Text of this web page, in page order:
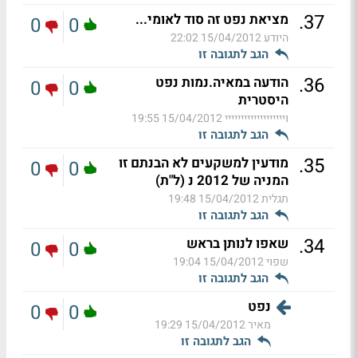
37
. מציאת נפט זה סוד לאומי...
היודע15/04/2012 22:02
הגב לתגובה זו
0
0
36
. הודעה במאיה.נמות נפט
היסטרית
וייייייייייייייייייי15/04/2012 19:55
הגב לתגובה זו
0
0
35
. מודעין למשקעים לא הבנתם זו
המניה של 2012 נ (ל"ת)
תגלית15/04/2012 19:48
הגב לתגובה זו
0
0
34
. שאפו לנותן בראש
שפוי15/04/2012 19:04
הגב לתגובה זו
0
0
נפט
מאיר15/04/2012 19:29
הגב לתגובה זו
0
0